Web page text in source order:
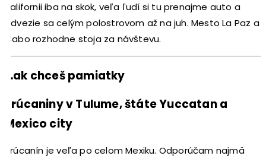
Kalifornii iba na skok, veľa ľudí si tu prenajme auto a
odvezie sa celým polostrovom až na juh. Mesto La Paz a
Cabo rozhodne stoja za návštevu.
…ak chceš pamiatky
Zrúcaniny v Tulume, štáte Yuccatan a
Mexico city
Zrúcanín je veľa po celom Mexiku. Odporúčam najmä